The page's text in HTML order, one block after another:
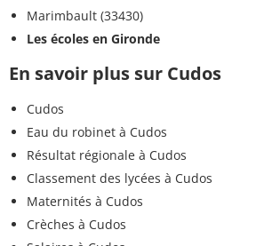
Marimbault (33430)
Les écoles en Gironde
En savoir plus sur Cudos
Cudos
Eau du robinet à Cudos
Résultat régionale à Cudos
Classement des lycées à Cudos
Maternités à Cudos
Crèches à Cudos